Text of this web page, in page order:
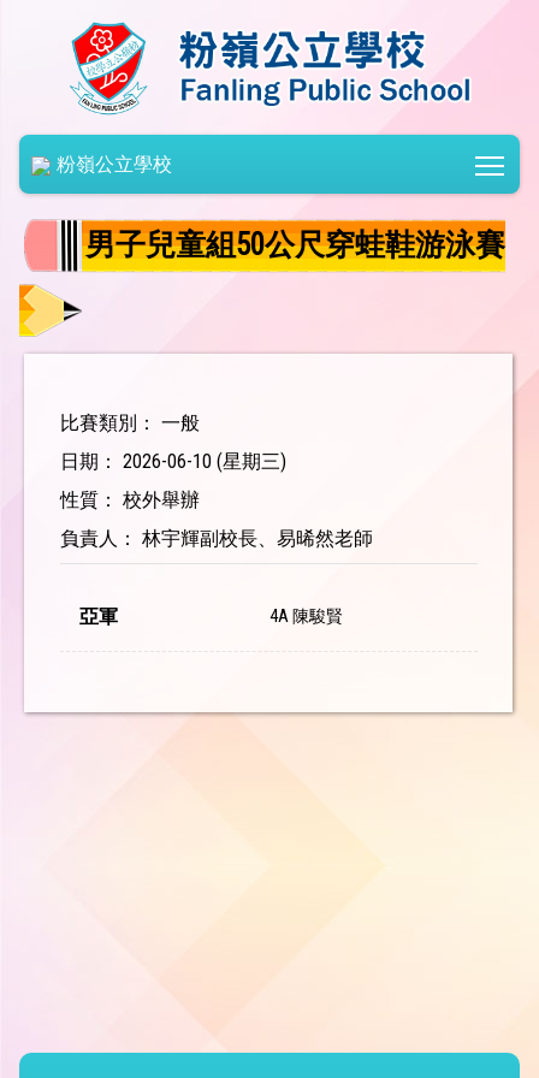
粉嶺公立學校
男子兒童組50公尺穿蛙鞋游泳賽
比賽類別： 一般
日期： 2026-06-10 (星期三)
性質： 校外舉辦
負責人： 林宇輝副校長、易晞然老師
亞軍 4A 陳駿賢